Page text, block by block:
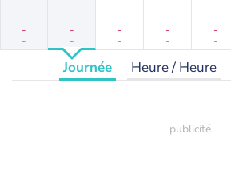
-
-
-
-
-
-
-
-
-
-
Journée Heure / Heure